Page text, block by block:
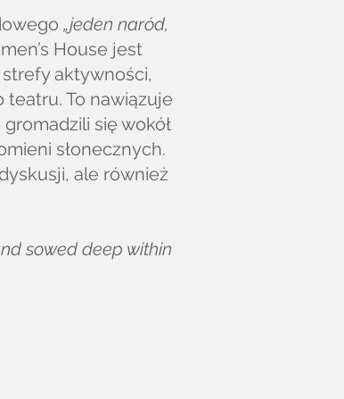
„jeden naród,
House jest
aktywności,
To nawiązuje
się wokół
słonecznych.
ale również
sowed deep within